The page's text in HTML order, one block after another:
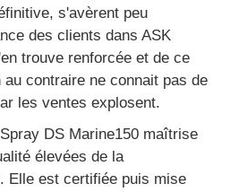
s'avèrent peu
des clients dans ASK
trouve renforcée et de ce
au contraire ne connait pas de
les ventes explosent.
DS Marine150 maîtrise
élevées de la
Elle est certifiée puis mise